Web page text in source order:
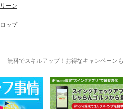
ーン
ロップ
無料でスキルアップ！お得なキャンペーンも